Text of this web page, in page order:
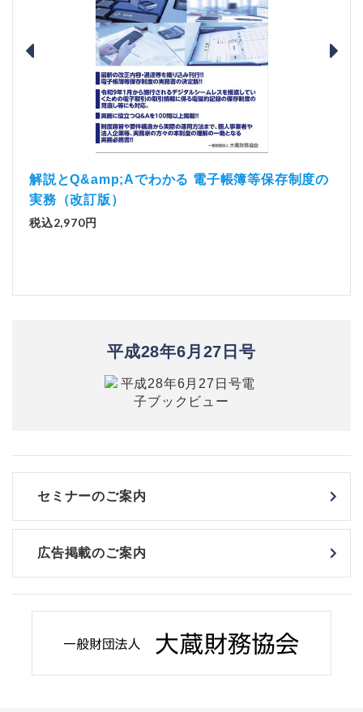
解説とQ&amp;Aでわかる 電子帳簿等保存制度の
実務（改訂版）
税込2,970円
平成28年6月27日号
セミナーのご案内
広告掲載のご案内